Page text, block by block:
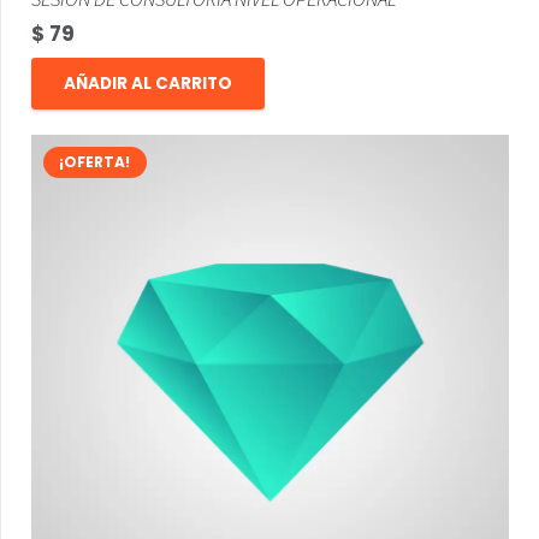
$ 79
AÑADIR AL CARRITO
¡OFERTA!